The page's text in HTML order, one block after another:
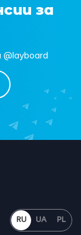
за
@layboard
RU UA PL